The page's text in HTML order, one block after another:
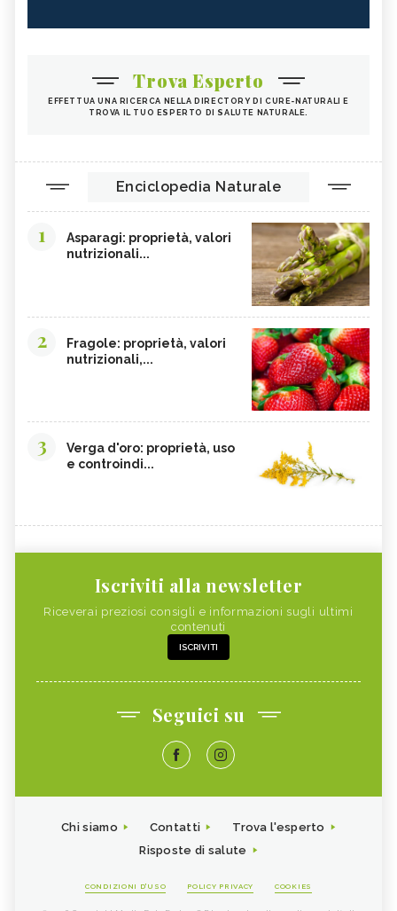
Trova Esperto
EFFETTUA UNA RICERCA NELLA DIRECTORY DI CURE-NATURALI E
TROVA IL TUO ESPERTO DI SALUTE NATURALE.
Enciclopedia Naturale
1
Asparagi: proprietà, valori
nutrizionali...
2
Fragole: proprietà, valori
nutrizionali,...
3
Verga d'oro: proprietà, uso
e controindi...
Iscriviti alla newsletter
Riceverai preziosi consigli e informazioni sugli ultimi
contenuti
ISCRIVITI
Seguici su
Chi siamo Contatti
Trova l'esperto
Risposte di salute
CONDIZIONI D'USO POLICY PRIVACY COOKIES